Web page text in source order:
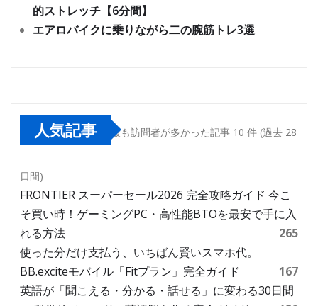
的ストレッチ【6分間】
エアロバイクに乗りながら二の腕筋トレ3選
人気記事 最も訪問者が多かった記事 10 件 (過去 28
日間)
FRONTIER スーパーセール2026 完全攻略ガイド 今こ
そ買い時！ゲーミングPC・高性能BTOを最安で手に入
れる方法
265
使った分だけ支払う、いちばん賢いスマホ代。
BB.exciteモバイル「Fitプラン」完全ガイド
167
英語が「聞こえる・分かる・話せる」に変わる30日間